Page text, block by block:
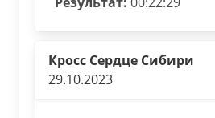
Кросс Сердце Сибири
29.10.2023